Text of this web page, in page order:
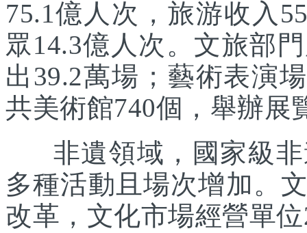
75.1億人次，旅游收入
眾14.3億人次。文旅部
出39.2萬場；藝術表演
共美術館740個，舉辦展
非遺領域，國家級非
多種活動且場次增加。
改革，文化市場經營單